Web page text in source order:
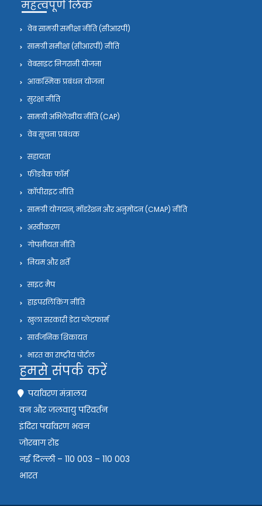
महत्वपूर्ण लिंक
वेब सामग्री समीक्षा नीति (सीआरपी)
सामग्री समीक्षा (सीआरपी) नीति
वेबसाइट निगरानी योजना
आकस्मिक प्रबंधन योजना
सुरक्षा नीति
सामग्री अभिलेखीय नीति (CAP)
वेब सूचना प्रबंधक
सहायता
फीडबैक फॉर्म
कॉपीराइट नीति
सामग्री योगदान, मॉडरेशन और अनुमोदन (CMAP) नीति
अस्वीकरण
गोपनीयता नीति
नियम और शर्तें
साइट मैप
हाइपरलिंकिंग नीति
खुला सरकारी डेटा प्लेटफार्म
सार्वजनिक शिकायत
भारत का राष्ट्रीय पोर्टल
हमसे संपर्क करें
पर्यावरण मंत्रालय
वन और जलवायु परिवर्तन
इंदिरा पर्यावरण भवन
जोरबाग रोड
नई दिल्ली – 110 003 – 110 003
भारत